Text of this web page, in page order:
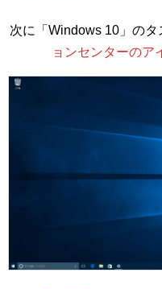
次に「Windows 10」のタ
ョンセンターのア